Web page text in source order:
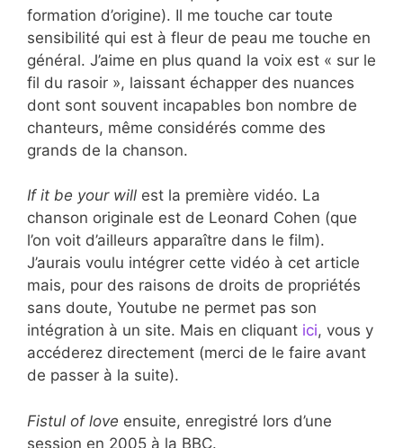
formation d’origine). Il me touche car toute
sensibilité qui est à fleur de peau me touche en
général. J’aime en plus quand la voix est « sur le
fil du rasoir », laissant échapper des nuances
dont sont souvent incapables bon nombre de
chanteurs, même considérés comme des
grands de la chanson.
If it be your will est la première vidéo. La
chanson originale est de Leonard Cohen (que
l’on voit d’ailleurs apparaître dans le film).
J’aurais voulu intégrer cette vidéo à cet article
mais, pour des raisons de droits de propriétés
sans doute, Youtube ne permet pas son
intégration à un site. Mais en cliquant ici, vous y
accéderez directement (merci de le faire avant
de passer à la suite).
Fistul of love ensuite, enregistré lors d’une
session en 2005 à la BBC.